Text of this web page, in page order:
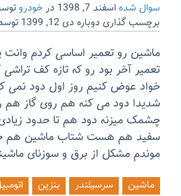
سوال شدهاسفند 7, 1398 درخودرو
برچسب گذاری دوباره دی 12, 1399
ماشین رو تعمیر اساسی کردم وانت
تعمیر آخر بود رو که تازه کف
خواد عوض کنیم روز اول دود نمی
شدیدا دود می کنه هم روی گاز
چشمک میزنه دود هم تا حدود
سفید هم هست شتاب ماشین هم
موندم مشکل از برق و سوزنای
ماشین سرسیلندر بنزین